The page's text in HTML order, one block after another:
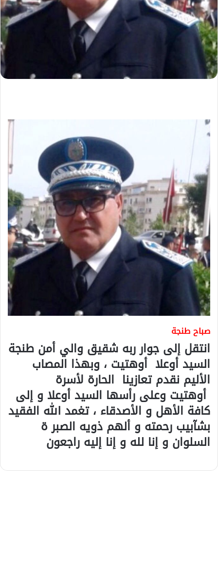
صباح طنجة
انتقل إلى جوار ربه شقيق والي أمن طنجة
السيد أوعلا أوهتيت ، وبهذا المصاب
الأليم نقدم تعازينا الحارة لأسرة
أوهتيت وعلى رأسها السيد أوعلا و إلى
كافة الأهل و الأصدقاء ، تغمد الله الفقيد
بشآبيب رحمته و ألهم ذويه الصبر ة
السلوان و إنا لله و إنا إليه راجعون